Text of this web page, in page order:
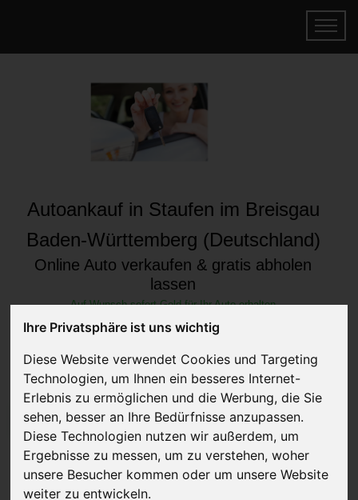
Ihre Privatsphäre ist uns wichtig
Diese Website verwendet Cookies und Targeting
Technologien, um Ihnen ein besseres Internet-
Erlebnis zu ermöglichen und die Werbung, die Sie
sehen, besser an Ihre Bedürfnisse anzupassen.
Diese Technologien nutzen wir außerdem, um
Ergebnisse zu messen, um zu verstehen, woher
unsere Besucher kommen oder um unsere Website
weiter zu entwickeln.
Autoankauf in Staufen im Breisgau
Baden-Württemberg (Deutschland)
Online Auto verkaufen & gratis abholen
lassen
Auf Wunsch sofort Geld für Ihr Auto erhalten
JETZT KOSTENLOSE BEWERTUNG
Kostenloses Angebotfür den Ankauf Ihres Autos inklusive der
Abholung, auf Wunsch sofort Geld. Ihre Daten werden nicht mit Dritten